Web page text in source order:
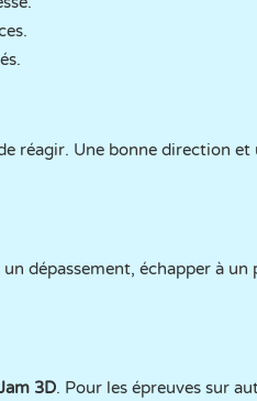
réagir. Une bonne direction et
dépassement, échapper à un
3D. Pour les épreuves sur